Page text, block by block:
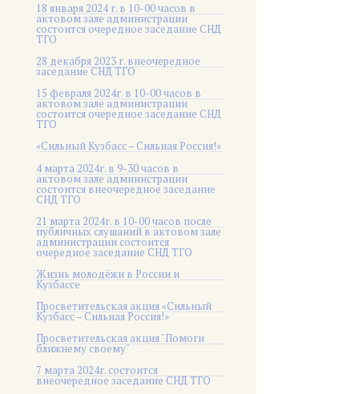
18 января 2024 г. в 10-00 часов в
актовом зале администрации
состоится очередное заседание СНД
ТГО
28 декабря 2023 г. внеочередное
заседание СНД ТГО
15 февраля 2024г. в 10-00 часов в
актовом зале администрации
состоится очередное заседание СНД
ТГО
«Сильный Кузбасс – Сильная Россия!»
4 марта 2024г. в 9-30 часов в
актовом зале администрации
состоится внеочередное заседание
СНД ТГО
21 марта 2024г. в 10-00 часов после
публичных слушаний в актовом зале
администрации состоится
очередное заседание СНД ТГО
Жизнь молодёжи в России и
Кузбассе
Просветительская акция «Сильный
Кузбасс – Сильная Россия!»
Просветительская акция "Помоги
ближнему своему"
7 марта 2024г. состоится
внеочередное заседание СНД ТГО